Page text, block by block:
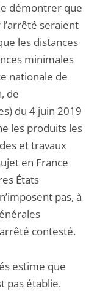
démontrer que
seraient
les distances
minimales
nationale de
de
du 4 juin 2019
les produits les
et travaux
en France
États
pas, à
contesté.
estime que
pas établie.